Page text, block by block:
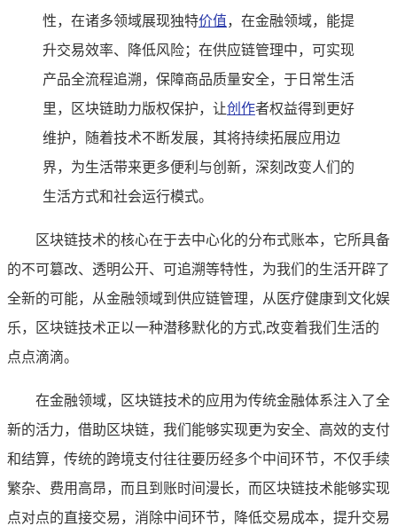
性，在诸多领域展现独特价值，在金融领域，能提
升交易效率、降低风险；在供应链管理中，可实现
产品全流程追溯，保障商品质量安全，于日常生活
里，区块链助力版权保护，让创作者权益得到更好
维护，随着技术不断发展，其将持续拓展应用边
界，为生活带来更多便利与创新，深刻改变人们的
生活方式和社会运行模式。
区块链技术的核心在于去中心化的分布式账本，它所具备
的不可篡改、透明公开、可追溯等特性，为我们的生活开辟了
全新的可能，从金融领域到供应链管理，从医疗健康到文化娱
乐，区块链技术正以一种潜移默化的方式,改变着我们生活的
点点滴滴。
在金融领域，区块链技术的应用为传统金融体系注入了全
新的活力，借助区块链，我们能够实现更为安全、高效的支付
和结算，传统的跨境支付往往要历经多个中间环节，不仅手续
繁杂、费用高昂，而且到账时间漫长，而区块链技术能够实现
点对点的直接交易，消除中间环节，降低交易成本，提升交易